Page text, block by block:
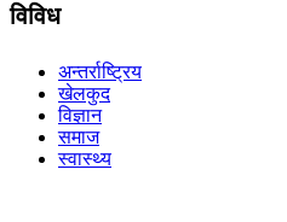
विविध
अन्तर्राष्ट्रिय
खेलकुद
विज्ञान
समाज
स्वास्थ्य